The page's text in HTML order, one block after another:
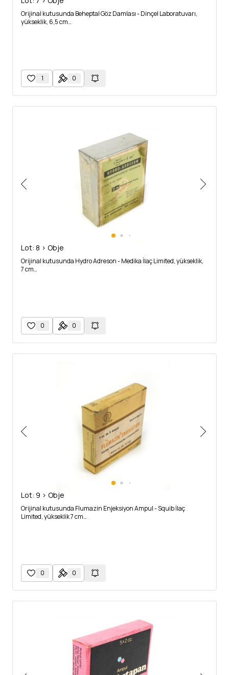
Orijinal kutusunda Beheptal Göz Damlası - Dinçel Laboratuvarı,
yükseklik, 6,5 cm…
1 0
Lot: 8 > Obje
Orijinal kutusunda Hydro Adreson - Medika İlaç Limited, yükseklik,
7 cm…
0 0
Lot: 9 > Obje
Orijinal kutusunda Flumazin Enjeksiyon Ampul - Squib İlaç
Limited, yükseklik 7 cm…
0 0